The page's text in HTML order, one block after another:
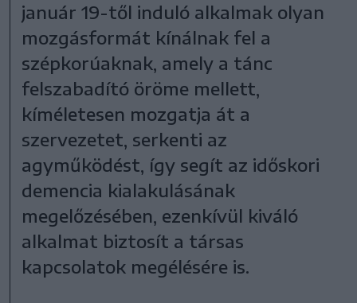
január 19-től induló alkalmak olyan
mozgásformát kínálnak fel a
szépkorúaknak, amely a tánc
felszabadító öröme mellett,
kíméletesen mozgatja át a
szervezetet, serkenti az
agyműködést, így segít az időskori
demencia kialakulásának
megelőzésében, ezenkívül kiváló
alkalmat biztosít a társas
kapcsolatok megélésére is.